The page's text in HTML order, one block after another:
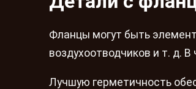
Фланцы могут быть
воздухоотводчиков и т. д.
Лучшую герметичность